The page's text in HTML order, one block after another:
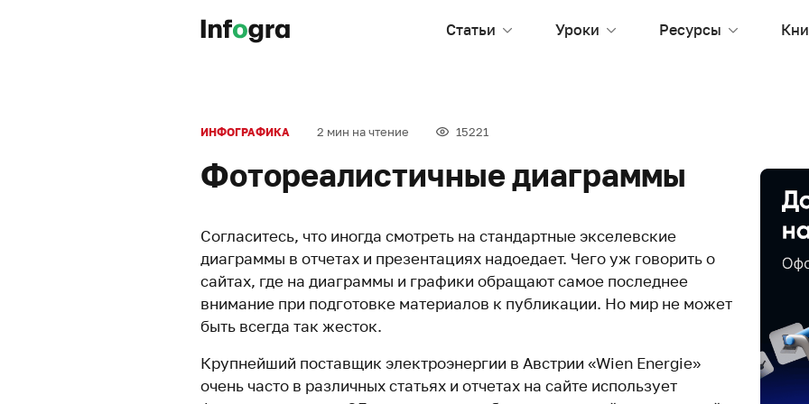
Статьи Уроки Ресурсы
ИНФОГРАФИКА 2 мин на чтение 15221
Фотореалистичные диаграммы
Согласитесь, что иногда смотреть на стандартные экселевские
диаграммы в отчетах и презентациях надоедает. Чего уж говорить о
сайтах, где на диаграммы и графики обращают самое последнее
внимание при подготовке материалов к публикации. Но мир не может
быть всегда так жесток.
Крупнейший поставщик электроэнергии в Австрии «Wien Energie»
очень часто в различных статьях и отчетах на сайте использует